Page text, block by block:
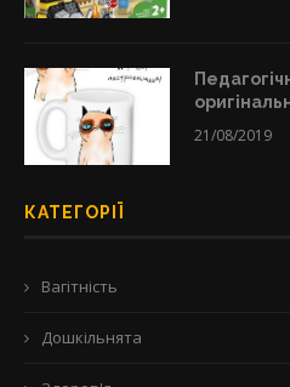
21/08/2019
КАТЕГОРІЇ
Вагітність
Дошкільнята